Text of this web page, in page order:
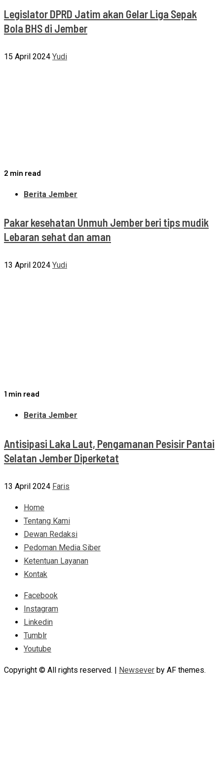
Legislator DPRD Jatim akan Gelar Liga Sepak
Bola BHS di Jember
15 April 2024 Yudi
2 min read
Berita Jember
Pakar kesehatan Unmuh Jember beri tips mudik
Lebaran sehat dan aman
13 April 2024 Yudi
1 min read
Berita Jember
Antisipasi Laka Laut, Pengamanan Pesisir Pantai
Selatan Jember Diperketat
13 April 2024 Faris
Home
Tentang Kami
Dewan Redaksi
Pedoman Media Siber
Ketentuan Layanan
Kontak
Facebook
Instagram
Linkedin
Tumblr
Youtube
Copyright © All rights reserved. | Newsever by AF themes.